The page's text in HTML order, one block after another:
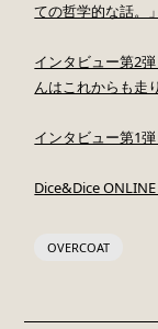
ての哲学的な話。」
インタビュー第2
んはこれからも走
インタビュー第1弾
Dice&Dice ONLINE
OVERCOAT